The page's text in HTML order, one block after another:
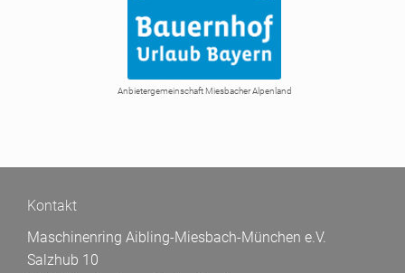
Anbietergemeinschaft Miesbacher Alpenland
Kontakt
Maschinenring Aibling-Miesbach-München e.V.
Salzhub 10